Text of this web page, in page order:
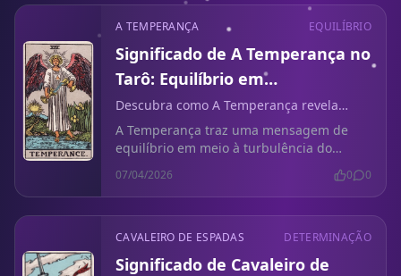
A TEMPERANÇA EQUILÍBRIO
Significado de A Temperança no
Tarô: Equilíbrio em
Arrependimento Sem Contato
Descubra como A Temperança revela
insights sobre o equilíbrio emocional após
decisões de afastamento.
A Temperança traz uma mensagem de
equilíbrio em meio à turbulência do
arrependimento sem contato. Aprenda a
encontrar harmonia nos conflitos
emocionais.
07/04/2026 0 0
CAVALEIRO DE ESPADAS DETERMINAÇÃO
Significado de Cavaleiro de